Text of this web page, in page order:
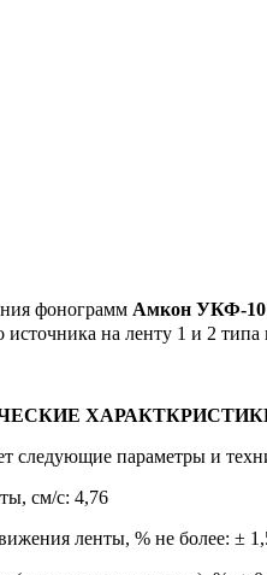
фонограмм Амкон УКФ-
на ленту 1 и 2 типа
следующие параметры и
см/с: 4,76
ленты, % не более: ±